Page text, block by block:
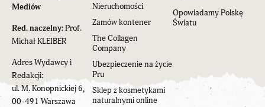
Mediów
Red. naczelny:Prof.
Michał KLEIBER
Adres Wydawcy i
Redakcji:
ul. M. Konopnickiej 6,
00-491 Warszawa
Nieruchomości
Zamów kontener
The Collagen
Company
Ubezpieczenie na życie
Pru
Sklep z kosmetykami
naturalnymi online
Opowiadamy Polskę
Światu